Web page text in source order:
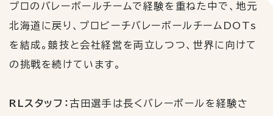
プロのバレーボールチームで経験を重ねた中で、地元
北海道に戻り、プロビーチバレーボールチーム DOTs
を結成。競技と会社経営を両立しつつ、世界に向けて
の挑戦を続けています。
RLスタッフ：古田選手は長くバレーボールを経験さ